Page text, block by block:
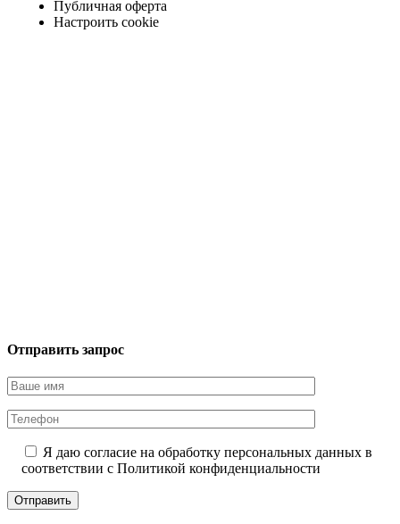
Публичная оферта
Настроить cookie
Отправить запрос
Я даю согласие на обработку персональных данных в
соответствии с Политикой конфиденциальности